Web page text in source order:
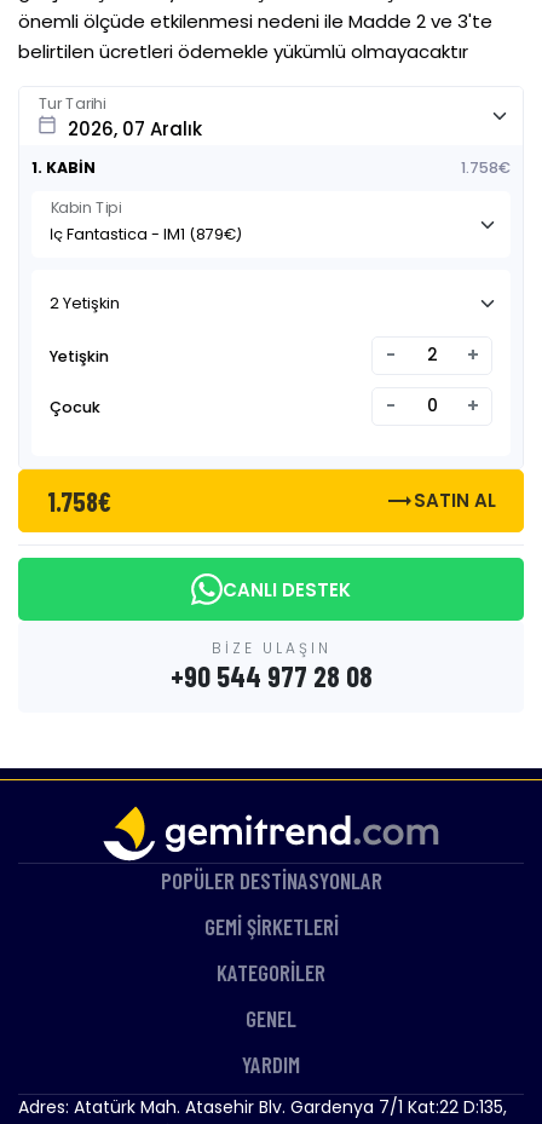
önemli ölçüde etkilenmesi nedeni ile Madde 2 ve 3'te
belirtilen ücretleri ödemekle yükümlü olmayacaktır
Tur Tarihi
calendar_today
1. KABİN
1.758€
Kabin Tipi
2 Yetişkin
Yetişkin - +
Çocuk - +
1.758€ trending_flatSATIN AL
CANLI DESTEK
BİZE ULAŞIN
+90 544 977 28 08
POPÜLER DESTİNASYONLAR
GEMİ ŞİRKETLERİ
KATEGORİLER
GENEL
YARDIM
Adres: Atatürk Mah. Atasehir Blv. Gardenya 7/1 Kat:22 D:135,